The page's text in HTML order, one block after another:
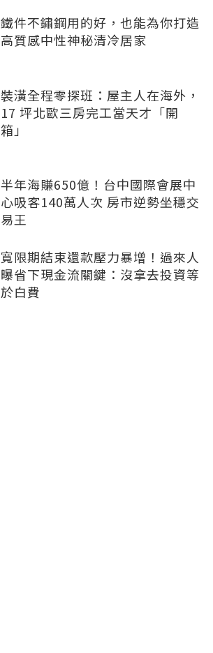
鐵件不鏽鋼用的好，也能為你打造
高質感中性神秘清冷居家
裝潢全程零探班：屋主人在海外，
17 坪北歐三房完工當天才「開
箱」
半年海賺650億！台中國際會展中
心吸客140萬人次 房市逆勢坐穩交
易王
寬限期結束還款壓力暴增！過來人
曝省下現金流關鍵：沒拿去投資等
於白費